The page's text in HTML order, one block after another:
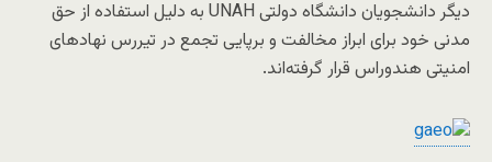
دیگر دانشجویان دانشگاه دولتی UNAH به دلیل استفاده از حق
مدنی خود برای ابراز مخالفت و برپایی تجمع در تیررس نهادهای
امنیتی هندوراس قرار گرفته‌اند.